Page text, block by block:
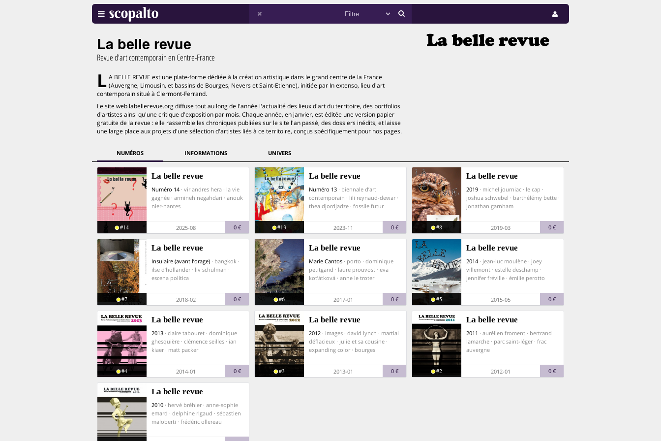
La belle revue
Revue d'art contemporain en Centre-France
L A BELLE REVUE est une plate-forme dédiée à la création artistique dans le grand centre de la France
(Auvergne, Limousin, et bassins de Bourges, Nevers et Saint-Etienne), initiée par In extenso, lieu d'art
contemporain situé à Clermont-Ferrand.
Le site web labellerevue.org diffuse tout au long de l'année l'actualité des lieux d'art du territoire, des portfolios
d'artistes ainsi qu'une critique d'exposition par mois. Chaque année, en janvier, est éditée une version papier
gratuite de la revue : elle rassemble les chroniques publiées sur le site l'an passé, des dossiers inédits, et laisse
une large place aux projets d'une sélection d'artistes liés à ce territoire, conçus spécifiquement pour nos pages.
NUMÉROS INFORMATIONS UNIVERS
La belle revue
Numéro 14 · vir andres hera · la vie
gagnée · armineh negahdari · anouk
nier-nantes
#14 2025-08 0 €
La belle revue
Numéro 13 · biennale d’art
contemporain · lili reynaud-dewar ·
thea djordjadze · fossile futur
#13 2023-11 0 €
La belle revue
2019 · michel journiac · le cap ·
joshua schwebel · barthélémy bette ·
jonathan garnham
#8 2019-03 0 €
La belle revue
Insulaire (avant l’orage) · bangkok ·
ilse d’hollander · liv schulman ·
escena política
#7 2018-02 0 €
La belle revue
Marie Cantos · porto · dominique
petitgand · laure prouvost · eva
kot’átková · anne le troter
#6 2017-01 0 €
La belle revue
2014 · jean-luc moulène · joey
villemont · estelle deschamp ·
jennifer fréville · émilie perotto
#5 2015-05 0 €
La belle revue
2013 · claire tabouret · dominique
ghesquière · clémence seilles · ian
kiaer · matt packer
#4 2014-01 0 €
La belle revue
2012 · images · david lynch · martial
déflacieux · julie et sa cousine ·
expanding color · bourges
#3 2013-01 0 €
La belle revue
2011 · aurélien froment · bertrand
lamarche · parc saint-léger · frac
auvergne
#2 2012-01 0 €
La belle revue
2010 · hervé bréhier · anne-sophie
emard · delphine rigaud · sébastien
maloberti · frédéric ollereau